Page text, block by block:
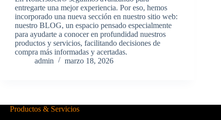
entregarte una mejor experiencia. Por eso, hemos
incorporado una nueva sección en nuestro sitio web:
nuestro BLOG, un espacio pensado especialmente
para ayudarte a conocer en profundidad nuestros
productos y servicios, facilitando decisiones de
compra más informadas y acertadas.
admin
marzo 18, 2026
Productos & Servicios